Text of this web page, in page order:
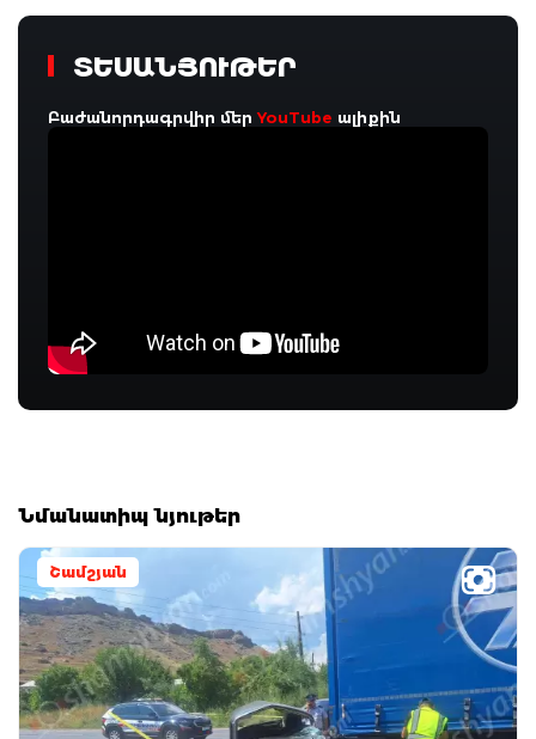
ՏԵՍԱՆՅՈՒԹԵՐ
Բաժանորդագրվիր մերYouTube ալիքին
Նմանատիպ նյութեր
Շամշյան